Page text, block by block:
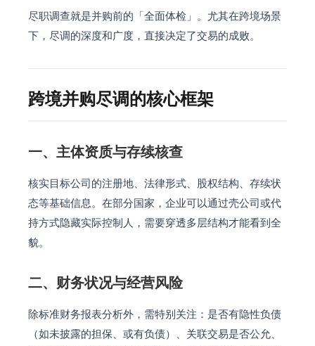
尽职调查就是并购前的「全面体检」。尤其在跨境场景
下，尽调的深度和广度，直接决定了交易的成败。
跨境并购尽调的核心框架
一、主体资质与存续核查
核实目标公司的注册地、法律形式、股权结构、存续状
态等基础信息。在部分国家，企业可以通过壳公司或代
持方式隐藏实际控制人，需要穿透多层结构才能看到全
貌。
二、财务状况与经营风险
除标准财务报表分析外，需特别关注：是否有隐性负债
（如未披露的担保、或有负债）、关联交易是否公允、